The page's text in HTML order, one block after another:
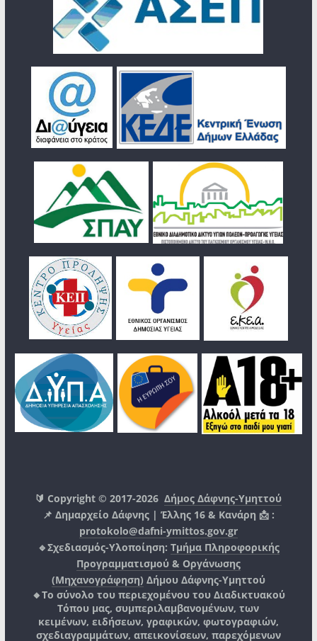
🔰 Copyright © 2017-2026Δήμος Δάφνης-Υμηττού
📌 Δημαρχείο Δάφνης | Έλλης 16 & Κανάρη 📩 :
protokolo@dafni-ymittos.gov.gr
🔹Σχεδιασμός-Υλοποίηση: Τμήμα Πληροφορικής
Προγραμματισμού & Οργάνωσης
(Μηχανογράφηση) Δήμου Δάφνης-Υμηττού
🔸Το σύνολο του περιεχομένου του Διαδικτυακού
Τόπου μας, συμπεριλαμβανομένων, των
κειμένων, ειδήσεων, γραφικών, φωτογραφιών,
σχεδιαγραμμάτων, απεικονίσεων, παρεχόμενων